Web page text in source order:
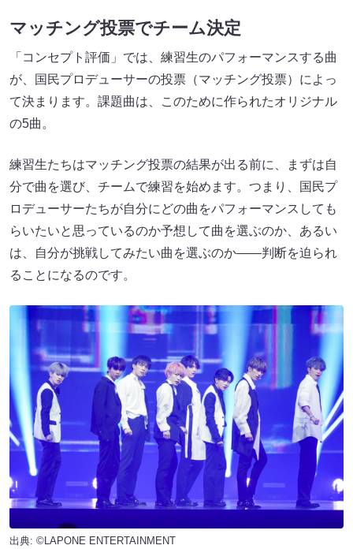
マッチング投票でチーム決定
「コンセプト評価」では、練習生のパフォーマンスする曲
が、国民プロデューサーの投票（マッチング投票）によっ
て決まります。課題曲は、このために作られたオリジナル
の5曲。
練習生たちはマッチング投票の結果が出る前に、まずは自
分で曲を選び、チームで練習を始めます。つまり、国民プ
ロデューサーたちが自分にどの曲をパフォーマンスしても
らいたいと思っているのか予想して曲を選ぶのか、あるい
は、自分が挑戦してみたい曲を選ぶのか――判断を迫られ
ることになるのです。
出典: ©LAPONE ENTERTAINMENT